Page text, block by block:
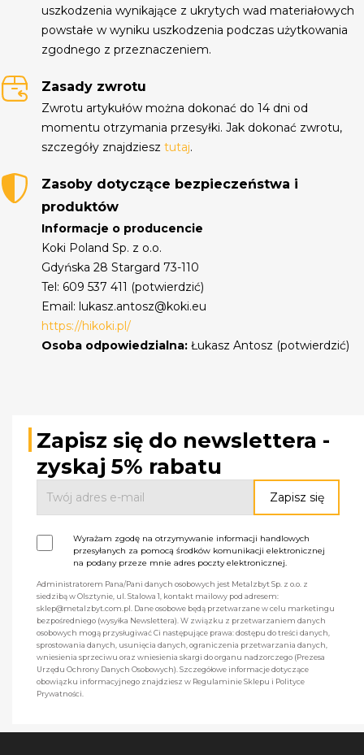
uszkodzenia wynikające z ukrytych wad materiałowych
powstałe w wyniku uszkodzenia podczas użytkowania
zgodnego z przeznaczeniem.
Zasady zwrotu
Zwrotu artykułów można dokonać do 14 dni od
momentu otrzymania przesyłki. Jak dokonać zwrotu,
szczegóły znajdziesztutaj.
Zasoby dotyczące bezpieczeństwa i
produktów
Informacje o producencie
Koki Poland Sp. z o.o.
Gdyńska 28 Stargard 73-110
Tel: 609 537 411 (potwierdzić)
Email: lukasz.antosz@koki.eu
https://hikoki.pl/
Osoba odpowiedzialna: Łukasz Antosz (potwierdzić)
Zapisz się do newslettera -
zyskaj 5% rabatu
Wyrażam zgodę na otrzymywanie informacji handlowych
przesyłanych za pomocą środków komunikacji elektronicznej
na podany przeze mnie adres poczty elektronicznej.
Administratorem Pana/Pani danych osobowych jest Metalzbyt Sp. z o.o. z
siedzibą w Olsztynie, ul. Stalowa 1, kontakt mailowy pod adresem:
sklep@metalzbyt.com.pl. Dane osobowe będą przetwarzane w celu marketingu
bezpośredniego (wysyłka Newslettera). W związku z przetwarzaniem danych
osobowych mogą przysługiwać Ci następujące prawa: dostępu do treści danych,
sprostowania danych, usunięcia danych, ograniczenia przetwarzania danych,
wniesienia sprzeciwu oraz wniesienia skargi do organu nadzorczego (Prezesa
Urzędu Ochrony Danych Osobowych). Szczegółowe informacje dotyczące
obowiązku informacyjnego znajdziesz w Regulaminie Sklepu i Polityce
Prywatności.